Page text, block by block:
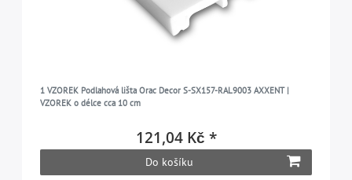
1 VZOREK Podlahová lišta Orac Decor S-SX157-RAL9003 AXXENT |
VZOREK o délce cca 10 cm
121,04 Kč *
Do košíku